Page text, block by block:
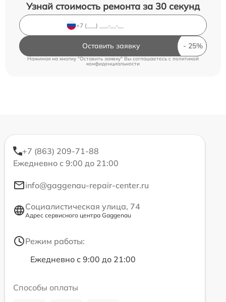
Узнай стоимость ремонта за 30 секунд
Оставить заявку
Нажимая на кнопку "Оставить заявку" Вы соглашаетесь c политикой
конфиденциальности
+7 (863) 209-71-88
Ежедневно с 9:00 до 21:00
info@gaggenau-repair-center.ru
Социалистическая улица, 74
Адрес сервисного центра Gaggenau
Режим работы:
Ежедневно с 9:00 до 21:00
Способы оплаты